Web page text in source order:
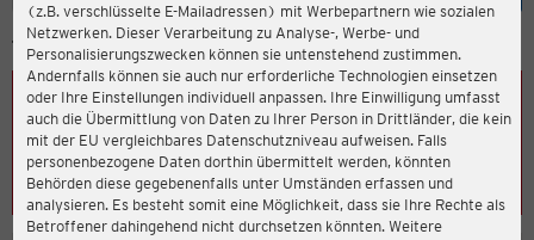
(z.B. verschlüsselte E-Mailadressen) mit Werbepartnern wie sozialen
Netzwerken. Dieser Verarbeitung zu Analyse-, Werbe- und
Personalisierungszwecken können sie untenstehend zustimmen.
Andernfalls können sie auch nur erforderliche Technologien einsetzen
oder Ihre Einstellungen individuell anpassen. Ihre Einwilligung umfasst
auch die Übermittlung von Daten zu Ihrer Person in Drittländer, die kein
mit der EU vergleichbares Datenschutzniveau aufweisen. Falls
personenbezogene Daten dorthin übermittelt werden, könnten
Behörden diese gegebenenfalls unter Umständen erfassen und
analysieren. Es besteht somit eine Möglichkeit, dass sie Ihre Rechte als
Betroffener dahingehend nicht durchsetzen könnten. Weitere
STANDORT ERMITTELN
Leider konnte keine Adresse ermittelt werden. Bitte
überprüfen Sie Ihre Eingabe.